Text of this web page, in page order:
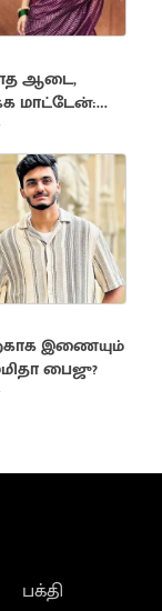
ஆடை,
மாட்டேன்:
இணையும்
பைஜு?
பக்தி